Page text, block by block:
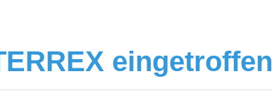
eingetroffen